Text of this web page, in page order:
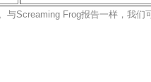
Screaming Frog报告一样，我们